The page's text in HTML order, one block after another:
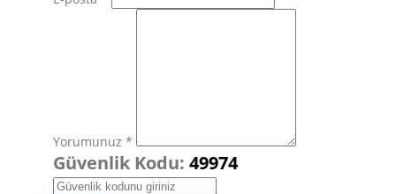
Yorumunuz *
Güvenlik Kodu: 49974